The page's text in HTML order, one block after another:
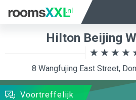
Ligging van de kamer
ZOEKEN
Hilton Beijing
8 Wangfujing East Street,
Voortreffelijk